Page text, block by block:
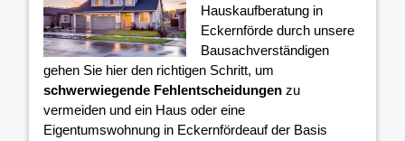
Hauskaufberatung in
Eckernförde durch unsere
Bausachverständigen
gehen Sie hier den richtigen Schritt, um
schwerwiegende Fehlentscheidungen zu
vermeiden und ein Haus oder eine
Eigentumswohnung in Eckernfördeauf der Basis